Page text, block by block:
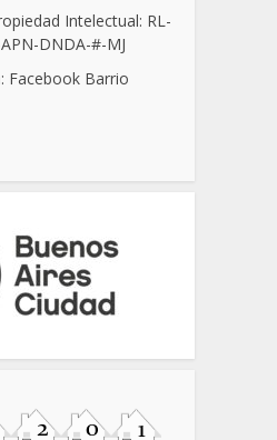
Intelectual: RL-
DNDA-#-MJ
Facebook Barrio